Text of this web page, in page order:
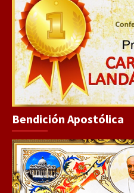
Bendición Apostólica